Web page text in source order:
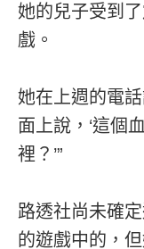
她的兒子受到
戲。
她在上週的電
面上說，‘這個
裡？’”
路透社尚未確
的遊戲中的，